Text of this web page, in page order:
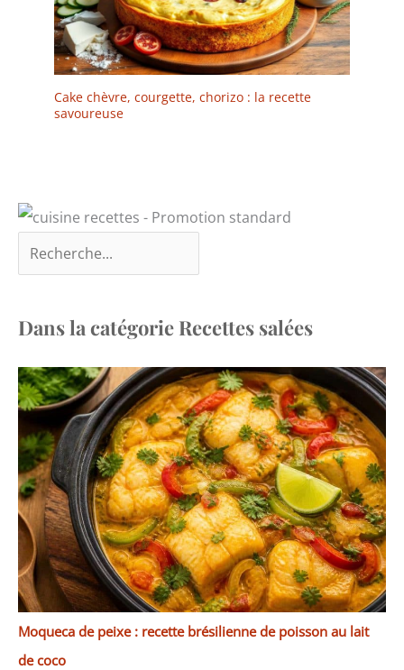
Cake chèvre, courgette, chorizo : la recette
savoureuse
Dans la catégorie Recettes salées
Moqueca de peixe : recette brésilienne de poisson au lait
de coco